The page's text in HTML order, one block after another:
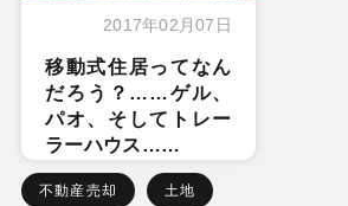
2017年02月07日
移動式住居ってなん
だろう？……ゲル、
パオ、そしてトレー
ラーハウス……
不動産売却 土地